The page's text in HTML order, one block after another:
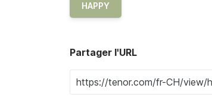
HAPPY
Partager l'URL